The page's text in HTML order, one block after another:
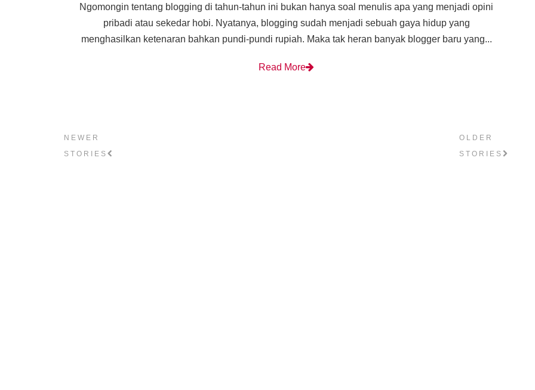
Ngomongin tentang blogging di tahun-tahun ini bukan hanya soal menulis apa yang menjadi opini
pribadi atau sekedar hobi. Nyatanya, blogging sudah menjadi sebuah gaya hidup yang
menghasilkan ketenaran bahkan pundi-pundi rupiah. Maka tak heran banyak blogger baru yang...
Read More
NEWER
STORIES
OLDER
STORIES